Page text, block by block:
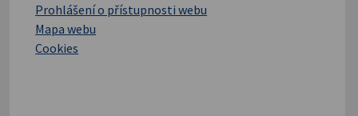
Prohlášení o přístupnosti webu
Mapa webu
Cookies